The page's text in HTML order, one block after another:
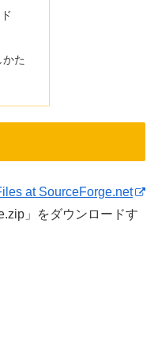
かた
at SourceForge.net
」をダウンロードす